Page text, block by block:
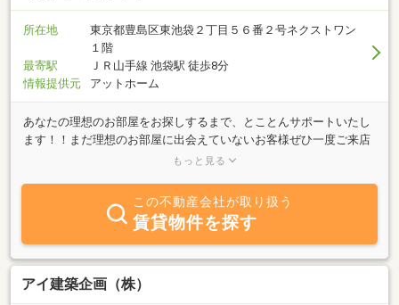
所在地
東京都豊島区東池袋２丁目５６番２号ネクストワン
１階
最寄駅
ＪＲ山手線 池袋駅 徒歩8分
情報提供元
アットホーム
あなたの理想のお部屋をお探しするまで、とことんサポートいたし
ます！！まだ理想のお部屋に出会えていないお客様ぜひ一度ご来店
ください。豊富な物件数と親身にアドバイスのできるベテラン男女
様も、なんでも相談しやすく安心できる環境を提供しております。
自社所有物件と自社管理物件も多数ご用意がありますので、他社で
なかった物件にも出会える可能性もあります！！また、貸主様も引
き続き同時募集しております。入居者様と貸主様との懸け橋をさせ
て頂きます。管理面もお任せください。さまざまなトラブルに対応
し、顧問弁護士による相談もできます。本社のIT会社は港区にあ
もっと見る
この不動産会社が取り扱う
賃貸物件を探す
アイ建築企画（株）